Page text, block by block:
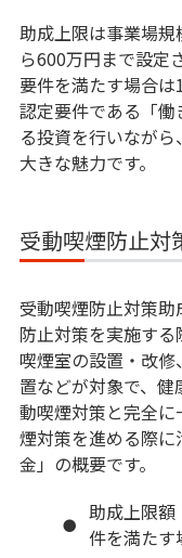
助成上限は事業場
ら600万円まで設定
要件を満たす場合
認定要件である「
る投資を行いなが
大きな魅力です。
受動喫煙防止対
受動喫煙防止対策
防止対策を実施する
喫煙室の設置・改
置などが対象で、
動喫煙対策と完全
煙対策を進める際
金」の概要です。
助成上限額
件を満たす